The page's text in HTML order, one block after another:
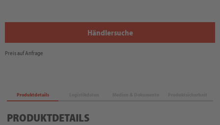
Händlersuche
Preis auf Anfrage
Produktdetails
PRODUKTDETAILS